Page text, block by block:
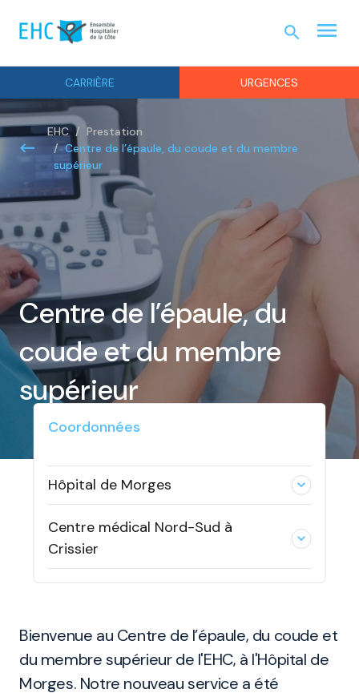
CARRIÈRE URGENCES
search menu
EHC
Prestation
Centre de l’épaule, du coude et du membre
supérieur
Centre de l’épaule, du
coude et du membre
supérieur
Bienvenue au Centre de l’épaule, du coude et
du membre supérieur de l'EHC, à l'Hôpital de
Morges. Notre nouveau service a été
Coordonnées
Hôpital de Morges expand_less
Centre médical Nord-Sud à
Crissier
expand_less